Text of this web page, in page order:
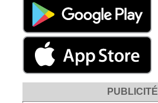
PUBLICITÉ